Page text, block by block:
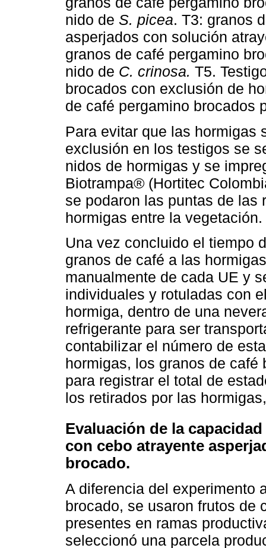
nido de S. picea. T3: granos
asperjados con solución
granos de café pergamino
nido de C. crinosa. T5.
brocados con exclusión de
de café pergamino brocados
Para evitar que las hormigas
exclusión en los testigos se
nidos de hormigas y se
Biotrampa® (Hortitec
se podaron las puntas de las
hormigas entre la vegetación.
Una vez concluido el tiempo
granos de café a las
manualmente de cada UE y
individuales y rotuladas con
hormiga, dentro de una
refrigerante para ser
contabilizar el número de
hormigas, los granos de
para registrar el total de
los retirados por las
Evaluación de la
con cebo atrayente
brocado.
A diferencia del experimento
brocado, se usaron frutos de
presentes en ramas
seleccionó una parcela